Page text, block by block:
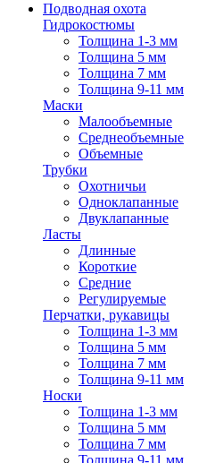
Подводная охота
Гидрокостюмы
Толщина 1-3 мм
Толщина 5 мм
Толщина 7 мм
Толщина 9-11 мм
Маски
Малообъемные
Среднеобъемные
Объемные
Трубки
Охотничьи
Одноклапанные
Двуклапанные
Ласты
Длинные
Короткие
Средние
Регулируемые
Перчатки, рукавицы
Толщина 1-3 мм
Толщина 5 мм
Толщина 7 мм
Толщина 9-11 мм
Носки
Толщина 1-3 мм
Толщина 5 мм
Толщина 7 мм
Толщина 9-11 мм